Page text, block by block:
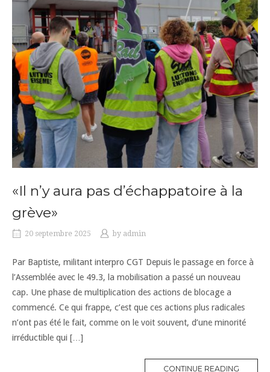
«Il n’y aura pas d’échappatoire à la
grève»
20 septembre 2025 by admin
Par Baptiste, militant interpro CGT Depuis le passage en force à
l’Assemblée avec le 49.3, la mobilisation a passé un nouveau
cap. Une phase de multiplication des actions de blocage a
commencé. Ce qui frappe, c’est que ces actions plus radicales
n’ont pas été le fait, comme on le voit souvent, d’une minorité
irréductible qui […]
CONTINUE READING